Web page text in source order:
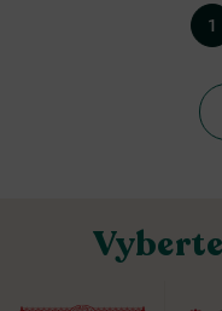
1